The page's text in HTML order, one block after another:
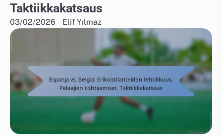
Taktiikkakatsaus
03/02/2026 Elif Yılmaz